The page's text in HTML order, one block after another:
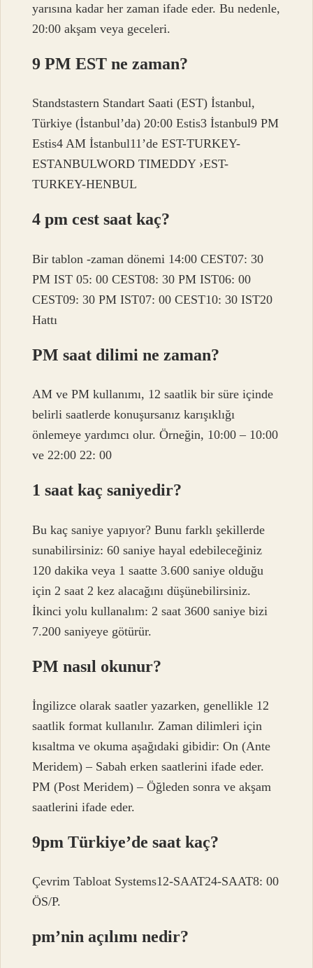
yarısına kadar her zaman ifade eder. Bu nedenle,
20:00 akşam veya geceleri.
9 PM EST ne zaman?
Standstastern Standart Saati (EST) İstanbul,
Türkiye (İstanbul’da) 20:00 Estis3 İstanbul9 PM
Estis4 AM İstanbul11’de EST-TURKEY-
ESTANBULWORD TIMEDDY ›EST-
TURKEY-HENBUL
4 pm cest saat kaç?
Bir tablon -zaman dönemi 14:00 CEST07: 30
PM IST 05: 00 CEST08: 30 PM IST06: 00
CEST09: 30 PM IST07: 00 CEST10: 30 IST20
Hattı
PM saat dilimi ne zaman?
AM ve PM kullanımı, 12 saatlik bir süre içinde
belirli saatlerde konuşursanız karışıklığı
önlemeye yardımcı olur. Örneğin, 10:00 – 10:00
ve 22:00 22: 00
1 saat kaç saniyedir?
Bu kaç saniye yapıyor? Bunu farklı şekillerde
sunabilirsiniz: 60 saniye hayal edebileceğiniz
120 dakika veya 1 saatte 3.600 saniye olduğu
için 2 saat 2 kez alacağını düşünebilirsiniz.
İkinci yolu kullanalım: 2 saat 3600 saniye bizi
7.200 saniyeye götürür.
PM nasıl okunur?
İngilizce olarak saatler yazarken, genellikle 12
saatlik format kullanılır. Zaman dilimleri için
kısaltma ve okuma aşağıdaki gibidir: On (Ante
Meridem) – Sabah erken saatlerini ifade eder.
PM (Post Meridem) – Öğleden sonra ve akşam
saatlerini ifade eder.
9pm Türkiye’de saat kaç?
Çevrim Tabloat Systems12-SAAT24-SAAT8: 00
ÖS/P.
pm’nin açılımı nedir?